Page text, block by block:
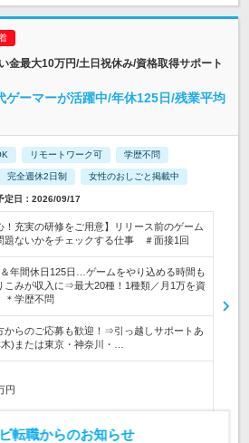
金最大10万円/土日祝休み/資格取得サポート
ゲーマーが活躍中/年休125日/残業平均
リモートワーク可 学歴不問
完全週休2日制 女性のおしごと掲載中
定日：2026/09/17
！充実の研修をご用意】リリース前のゲーム
題ないかをチェックする仕事 ＃面接1回
＆年間休日125日…ゲームをやり込める時間も
こみが収入に⇒最大20種！1種類／月1万を資
学歴不問
からのご応募も歓迎！⇒引っ越しサポートあ
)または東京・神奈川・…
円
円+資格手当(1種類につき月1万円以上) ★入
転職からのお知らせ